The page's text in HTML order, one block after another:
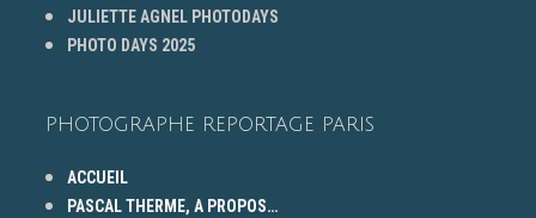
JULIETTE AGNEL PHOTODAYS
PHOTO DAYS 2025
PHOTOGRAPHE REPORTAGE PARIS
ACCUEIL
PASCAL THERME, A PROPOS…